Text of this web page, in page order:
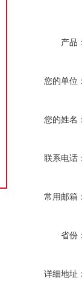
产品
您的单位
您的姓名
联系电话
常用邮箱
省份
详细地址